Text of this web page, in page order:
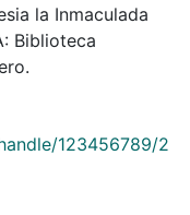
la Inmaculada
Biblioteca
123456789/2